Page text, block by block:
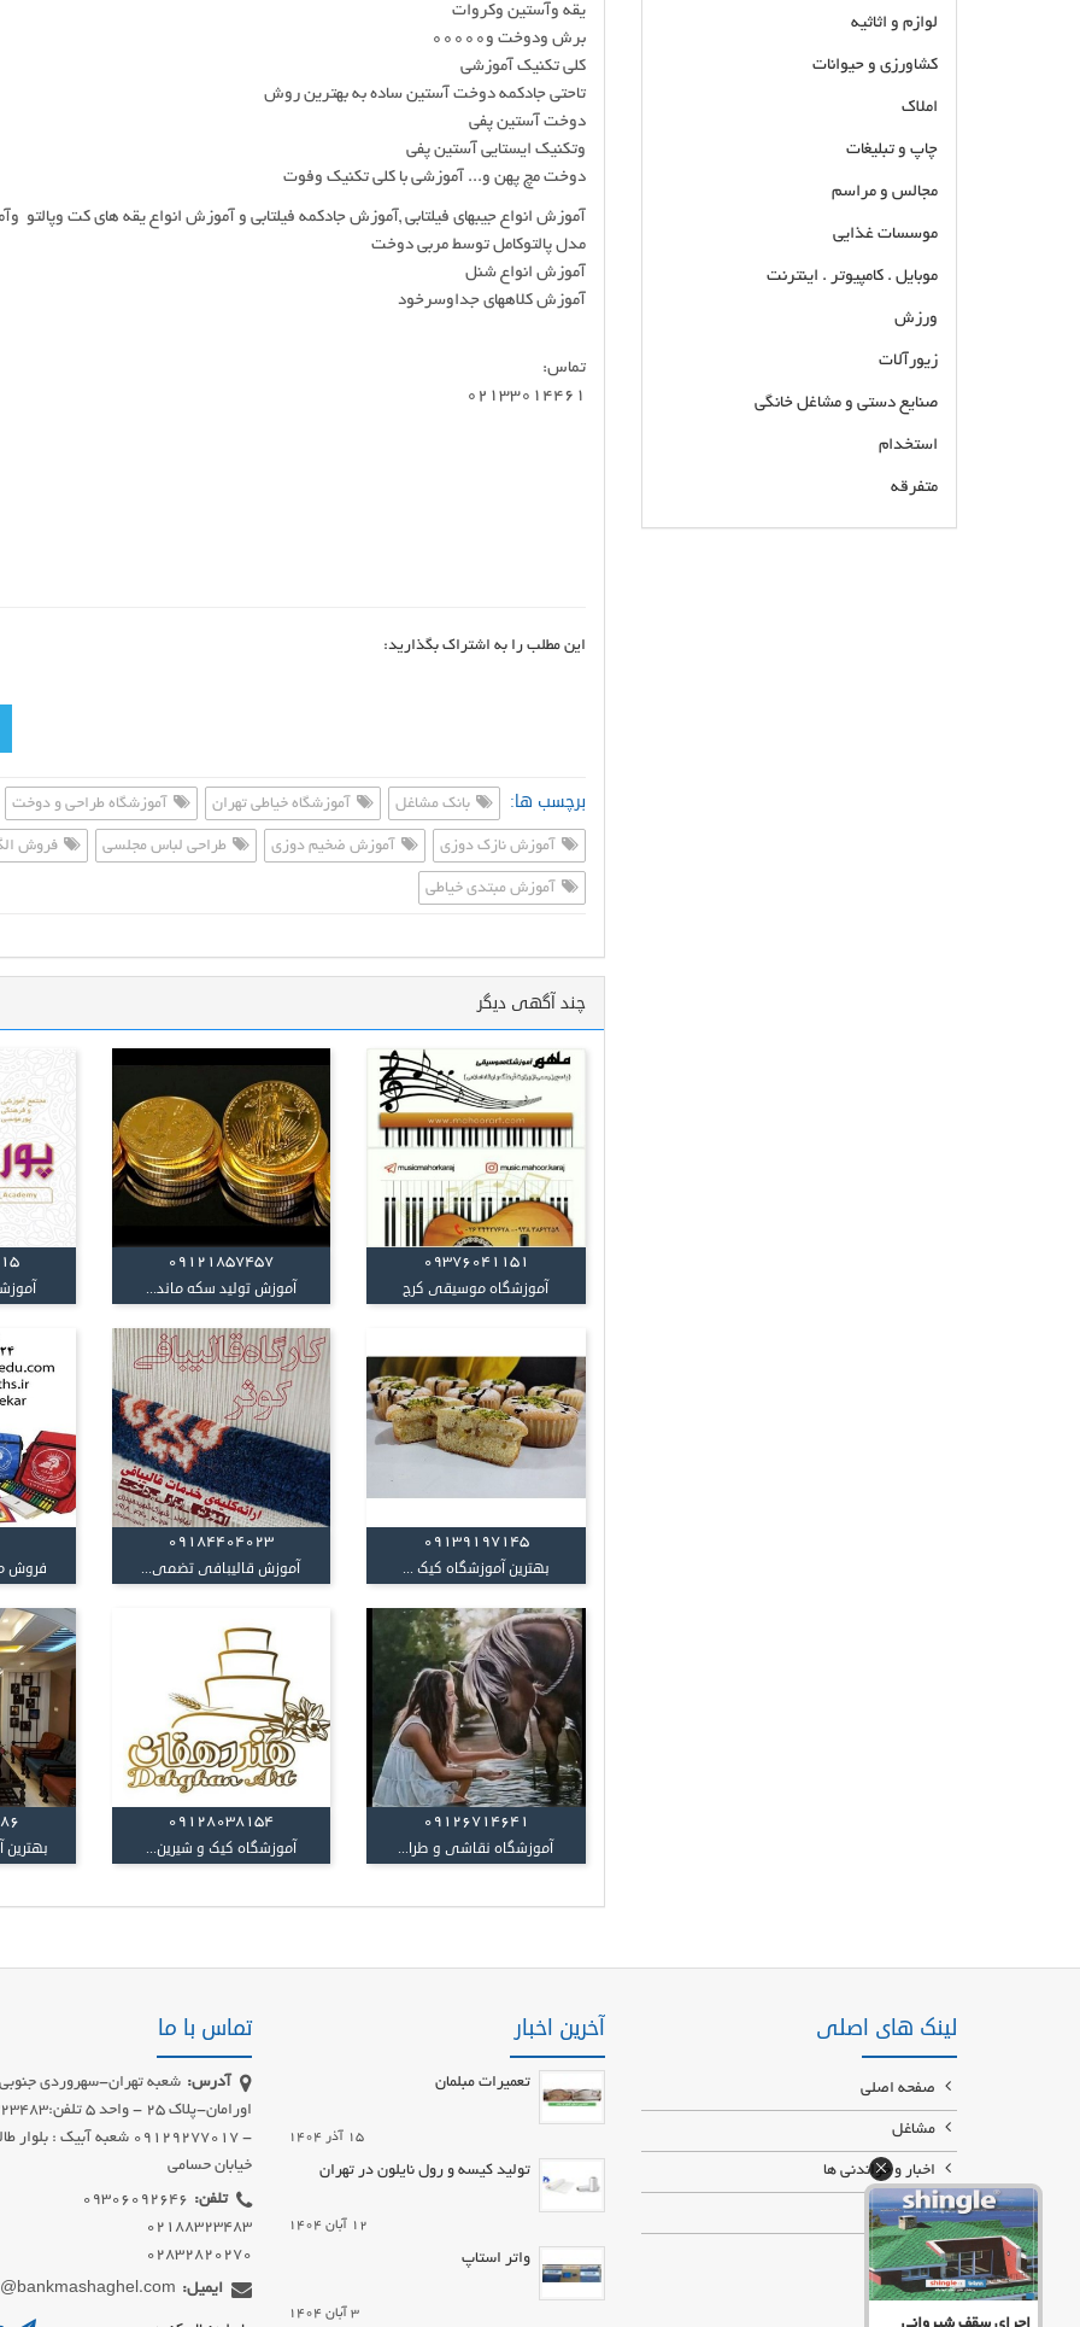
یقه وآستین وکروات
برش ودوخت و۰۰۰۰۰
کلی تکنیک آموزشی
تاحتی جادکمه دوخت آستین ساده به بهترین روش
دوخت آستین پفی
وتکنیک ایستایی آستین پفی
دوخت مچ پهن و... آموزشی با کلی تکنیک وفوت
آموزش انواع جیبهای فیلتابی ,آموزش جادکمه فیلتابی و آموزش انواع یقه های کت
مدل پالتوکامل توسط مربی دوخت
آموزش انواع شنل
آموزش کلاههای جداوسرخود
تماس:
02133014461
این مطلب را به اشتراک بگذارید:
برچسب ها: بانک مشاغل آموزشگاه خیاطی تهران آموزشگاه طراحی و دوخت
آموزش نازک دوزی آموزش ضخیم دوزی طراحی لباس مجلسی فروش
آموزش مبتدی خیاطی
چند آگهی دیگر
09376041151
آموزشگاه موسیقی کرج
09121857457
آموزش تولید سکه ماند...
09139197145
بهترین آموزشگاه کیک ...
09184404023
آموزش قالیبافی تضمی... فروش
09126714641
آموزشگاه نقاشی و طرا...
09128038154
آموزشگاه کیک و شیرین...
لوازم و اثاثیه
کشاورزی و حیوانات
املاک
چاپ و تبلیغات
مجالس و مراسم
موسسات غذایی
موبایل . کامپیوتر . اینترنت
ورزش
زیورآلات
صنایع دستی و مشاغل خانگی
استخدام
متفرقه
لینک های اصلی
صفحه اصلی
مشاغل
اخبار و خواندنی ها
درباره ما
تماس با ما
آخرین اخبار
تعمیرات مبلمان
15 آذر 1404
تولید کیسه و رول نایلون در تهران
12 آبان 1404
واتر استاپ
3 آبان 1404
تماس با ما
آدرس: شعبه تهران-سهروردی
اورامان-پلاک 25 -
- 09129277017 شعبه آبیک : بلوار
خیابان حسامی
تلفن:
02832820270
ایمیل: